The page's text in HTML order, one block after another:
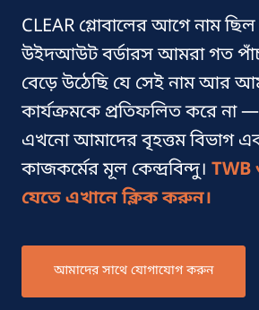
CLEAR গ্লোবালের আগে নাম ছিল
উইদআউট বর্ডারস আমরা গত
বেড়ে উঠেছি যে সেই নাম আর
কার্যক্রমকে প্রতিফলিত করে না
এখনো আমাদের বৃহত্তম বিভাগ
কাজকর্মের মূল কেন্দ্রবিন্দু। TWB
যেতে এখানে ক্লিক করুন।
আমাদের সাথে যোগাযোগ করুন